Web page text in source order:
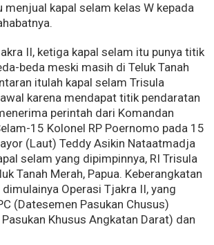
menjual kapal selam kelas W kepada
II, ketiga kapal selam itu punya titik
beda meski masih di Teluk Tanah
itulah kapal selam Trisula
karena mendapat titik pendaratan
perintah dari Komandan
15 Kolonel RP Poernomo pada 15
(Laut) Teddy Asikin Nataatmadja
selam yang dipimpinnya, RI Trisula
Tanah Merah, Papua. Keberangkatan
Operasi Tjakra II, yang
(Datesemen Pasukan Chusus)
Pasukan Khusus Angkatan Darat) dan